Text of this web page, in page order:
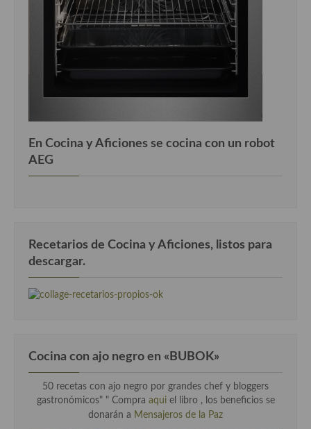
Cocina Luxemburgo
Cocina Polaca
Cocina portuguesa
Cocina Sueca
Cocina Suiza
Cocina Turca
En Cocina y Aficiones se cocina con un robot
AEG
Recetarios de Cocina y Aficiones, listos para
descargar.
Cocina con ajo negro en «BUBOK»
50 recetas con ajo negro por grandes chef y bloggers
gastronómicos" " Compra aqui el libro , los beneficios se
donarán a Mensajeros de la Paz